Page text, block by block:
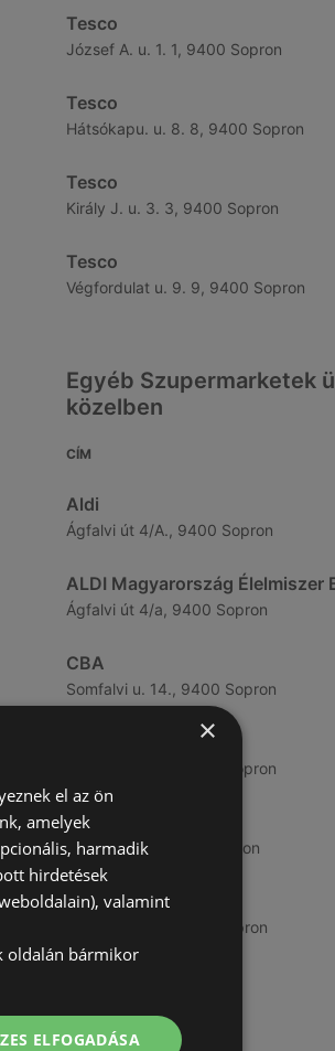
Tesco
József A. u. 1. 1, 9400 Sopron
Tesco
Hátsókapu. u. 8. 8, 9400 Sopron
Tesco
Király J. u. 3. 3, 9400 Sopron
Tesco
Végfordulat u. 9. 9, 9400 Sopron
Egyéb Szupermarketek
közelben
CÍM
Aldi
Ágfalvi út 4/A., 9400 Sopron
ALDI Magyarország Élelmiszer
Ágfalvi út 4/a, 9400 Sopron
CBA
Somfalvi u. 14., 9400 Sopron
Besenyő u. 16., 9400 Sopron
Reál
Ibolya út 15., 9400 Sopron
CBA
Bánfalvi u. 14, 9400 Sopron
További linkek
×
el az ön
amelyek
harmadik
hirdetések
valamint
oldalán bármikor
ELFOGADÁSA